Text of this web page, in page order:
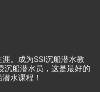
。成为SSI沉船潜水教
沉船潜水员，这是最好的
水课程！